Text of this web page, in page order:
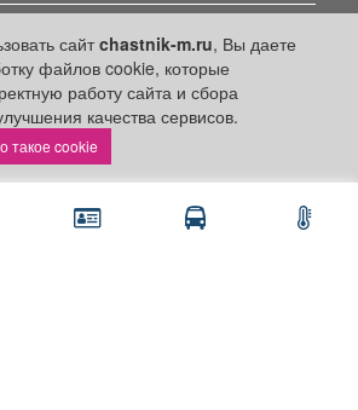
сайтchastnik-m.ru, Вы даете
файлов cookie, которые
работу сайта и сбора
качества сервисов.
такое cookie
«Реклама», «На правах рекламы»,